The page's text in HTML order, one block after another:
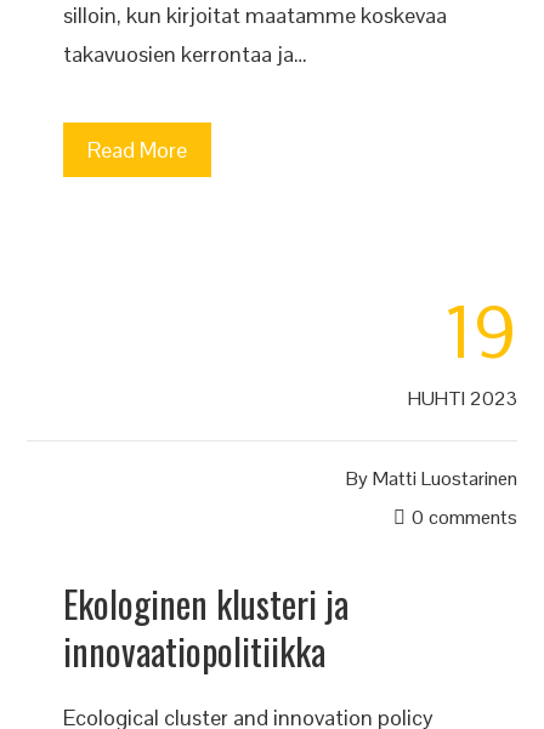
silloin, kun kirjoitat maatamme koskevaa
takavuosien kerrontaa ja…
Read More
19
HUHTI 2023
ByMatti Luostarinen
0 comments
Ekologinen klusteri ja
innovaatiopolitiikka
Ecological cluster and innovation policy